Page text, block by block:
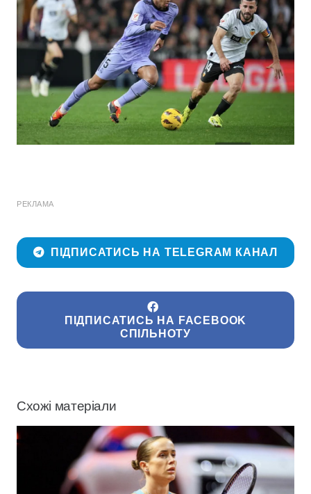
РЕКЛАМА
ПІДПИСАТИСЬ НА TELEGRAM КАНАЛ
ПІДПИСАТИСЬ НА FACEBOOK
СПІЛЬНОТУ
Схожі матеріали